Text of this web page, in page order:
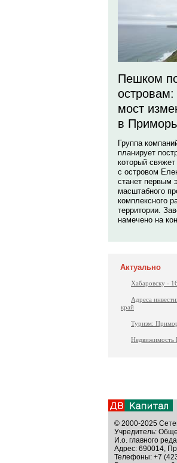
Пешком
островам:
мост
в
Группа
планирует
который
с островом
станет первым
масштабного
комплексного
территории.
намечено на
Актуально
Хабаровску -
Адреса
край
Туризм:
Недвижимость
© 2000-2025
Учредитель:
И.о. главного
Адрес: 690014,
Телефоны: +7